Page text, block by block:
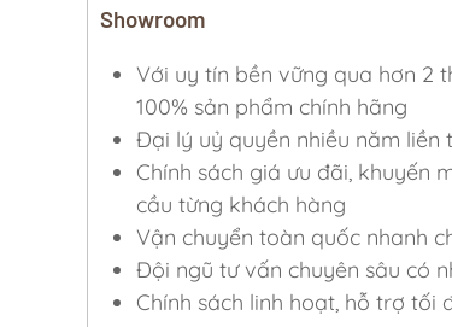
Showroom
Với uy tín bền vững qua hơn 2
100% sản phẩm chính hãng
Đại lý uỷ quyền nhiều năm
Chính sách giá ưu đãi, khuyến
cầu từng khách hàng
Vận chuyển toàn quốc nhanh
Đội ngũ tư vấn chuyên sâu có
Chính sách linh hoạt, hỗ trợ tối